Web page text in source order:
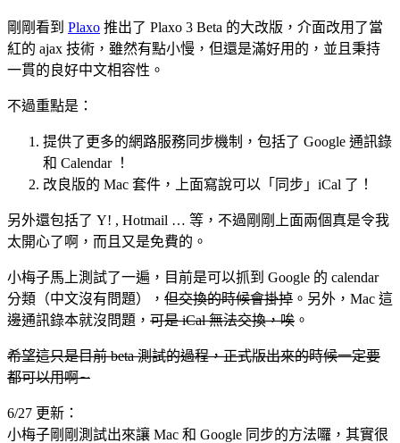
剛剛看到 Plaxo 推出了 Plaxo 3 Beta 的大改版，介面改用了當
紅的 ajax 技術，雖然有點小慢，但還是滿好用的，並且秉持
一貫的良好中文相容性。
不過重點是：
提供了更多的網路服務同步機制，包括了 Google 通訊錄
和 Calendar ！
改良版的 Mac 套件，上面寫說可以「同步」iCal 了！
另外還包括了 Y! , Hotmail … 等，不過剛剛上面兩個真是令我
太開心了啊，而且又是免費的。
小梅子馬上測試了一遍，目前是可以抓到 Google 的 calendar
分類（中文沒有問題）， 但交換的時候會掛掉 。另外，Mac 這
邊通訊錄本就沒問題， 可是 iCal 無法交換，唉 。
希望這只是目前 beta 測試的過程，正式版出來的時候一定要
都可以用啊∼
6/27 更新：
小梅子剛剛測試出來讓 Mac 和 Google 同步的方法囉，其實很